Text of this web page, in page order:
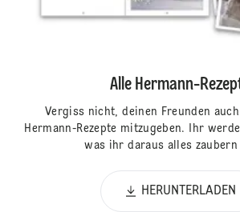
Alle Hermann-
Vergiss nicht, deinen Freunden
Hermann-Rezepte mitzugeben. Ihr
was ihr daraus alles zaubern
HERUNTERLADEN